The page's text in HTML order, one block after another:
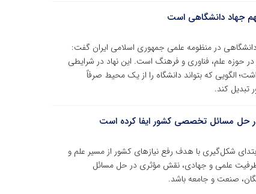
جهاد دانشگاهی است
دانشگاهی در منظومه علمی جمهوری اسلامی ایران گفت:
حوزه علم، فناوری و فرهنگ است. این نهاد در شرایطی
الگویی که بتواند دانشگاه را از یک محیط صرفاً
تبدیل کند.
حل مسائل تخصصی کشور ایفا کرده است
ابتدای شکل‌گیری با هدف رفع نیازهای کشور از مسیر علم و
ظرفیت علمی و جهادی، نقش مؤثری در حل مسائل
صنعت و جامعه باشد.